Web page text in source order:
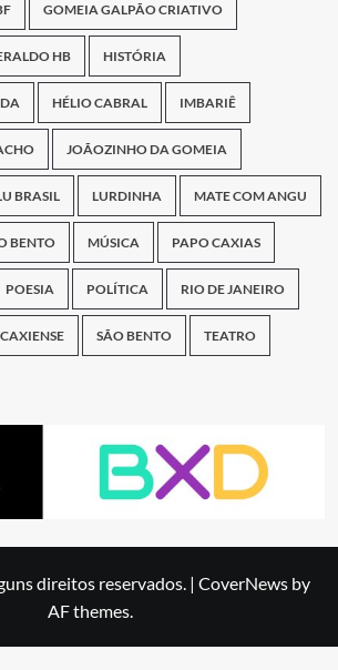
GOMEIA GALPÃO CRIATIVO
HB HISTÓRIA
HÉLIO CABRAL IMBARIÊ
JOÃOZINHO DA GOMEIA
BRASIL LURDINHA MATE COM ANGU
BENTO MÚSICA PAPO CAXIAS
POESIA POLÍTICA RIO DE JANEIRO
SÃO BENTO TEATRO
direitos reservados. | CoverNews by
AF themes.